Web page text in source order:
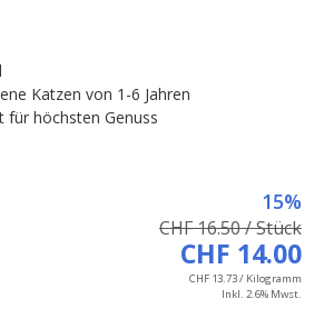
Katzen von 1-6 Jahren
für höchsten Genuss
15%
CHF 16.50 / Stück
CHF 14.00
CHF 13.73 / Kilogramm
Inkl. 2.6% Mwst.